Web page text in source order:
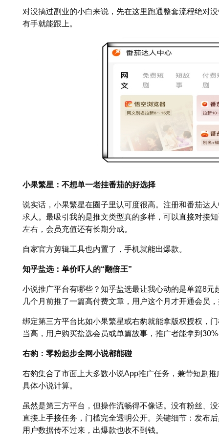
对没搞过副业的小白来说，先在这里跑通整套流程绝对
有手就能跟上。
小果繁星：不想单一老挂番茄的好选择
说实话，小果繁星在圈子里认可度很高。注册和番茄达
求人。最吸引我的是推文类型真的多样，可以直接对接
左右，会员充值还有长期分成。
自家官方剪辑工具也内置了，手机就能出爆款。
知乎盐选：单价吓人的“翻倍王”
小说推广平台有哪些？知乎盐选最让我心动的是单篇8
几个月前推了一篇高付费文章，用户这个月才开通会员
绑定第三方平台比如小果繁星或右豹就能拿版权授权，
当高，用户购买盐选会员或单篇故事，推广者能拿到
右豹：零粉起步全网小说都能碰
右豹集合了市面上大多数小说App推广任务，兼带短剧
具体小说计算。
虽然是第三方平台，但操作流畅得不像话。没有粉丝、
直接上手接任务，门槛完全透明公开。关键细节：发布
用户数据传不过来，出爆款也收不到钱。